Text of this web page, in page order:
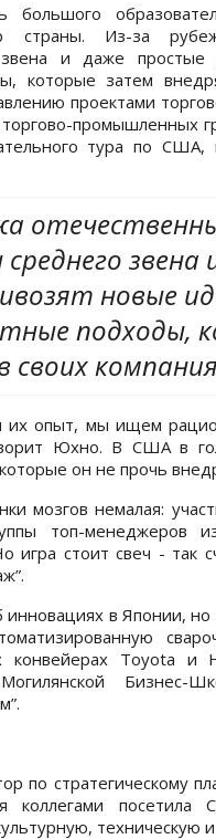
страны. Из-за
и даже
которые затем
проектами
промышленных
тура по
новые
подходы,
своих
их опыт, мы ищем
Юхно. В США в
он не прочь
мозгов немалая:
топ-менеджеров
стоит свеч - так
в Японии,
конвейерах Тoyоta и
Могилянской
по стратегическому
посетила
техническую